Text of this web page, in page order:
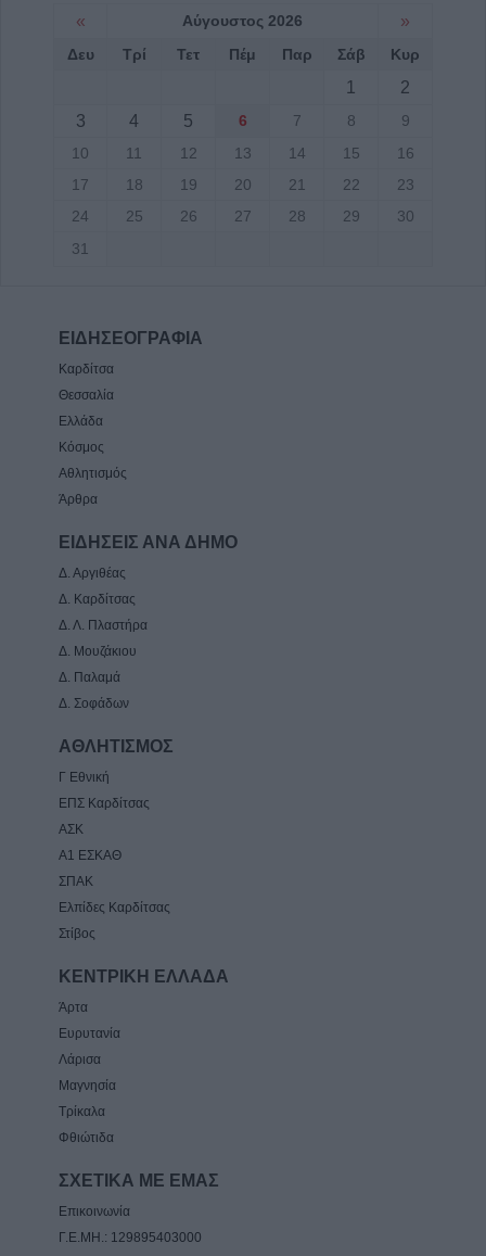
« Αύγουστος 2026 »
Δευ Τρί Τετ Πέμ Παρ Σάβ Κυρ
1
2
3
4 5 6 7 8
9
10
11 12 13 14 15
16
17
18 19 20 21 22
23
24
25 26 27 28 29
30
31
ΕΙΔΗΣΕΟΓΡΑΦΙΑ
Καρδίτσα
Θεσσαλία
Ελλάδα
Κόσμος
Αθλητισμός
Άρθρα
ΕΙΔΗΣΕΙΣ ΑΝΑ ΔΗΜΟ
Δ. Αργιθέας
Δ. Καρδίτσας
Δ. Λ. Πλαστήρα
Δ. Μουζάκιου
Δ. Παλαμά
Δ. Σοφάδων
ΑΘΛΗΤΙΣΜΟΣ
Γ Εθνική
ΕΠΣ Καρδίτσας
ΑΣΚ
Α1 ΕΣΚΑΘ
ΣΠΑΚ
Ελπίδες Καρδίτσας
Στίβος
ΚΕΝΤΡΙΚΗ ΕΛΛΑΔΑ
Άρτα
Ευρυτανία
Λάρισα
Μαγνησία
Τρίκαλα
Φθιώτιδα
ΣΧΕΤΙΚΑ ΜΕ ΕΜΑΣ
Επικοινωνία
Γ.Ε.ΜΗ.: 129895403000